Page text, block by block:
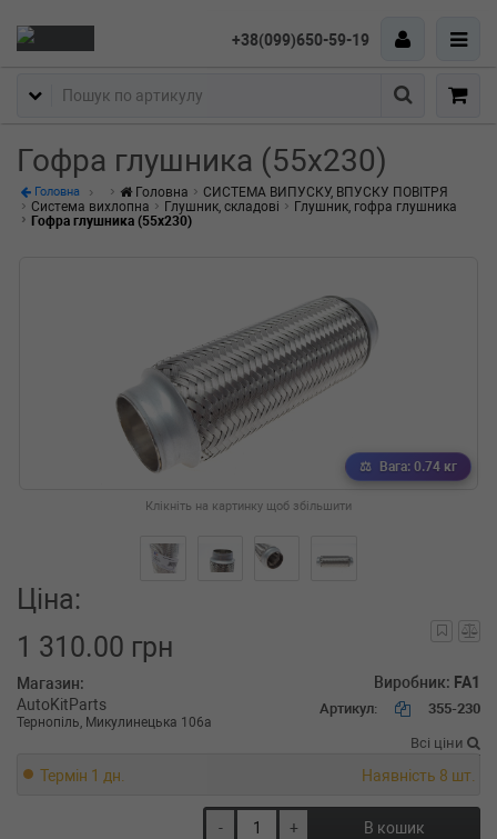
+38(099)650-59-19
Пошук
Гофра глушника (55x230)
Головна Головна
СИСТЕМА ВИПУСКУ, ВПУСКУ ПОВІТРЯ
Система вихлопна
Глушник, складові
Глушник, гофра глушника
Гофра глушника (55x230)
Вага: 0.74 кг
Клікніть на картинку щоб збільшити
Ціна:
1 310.00 грн
Магазин:
AutoKitParts
Тернопіль, Микулинецька 106а
Виробник: FA1
Артикул: 355-230
Всі ціни
Термін 1 дн. Наявність 8 шт.
- + В кошик